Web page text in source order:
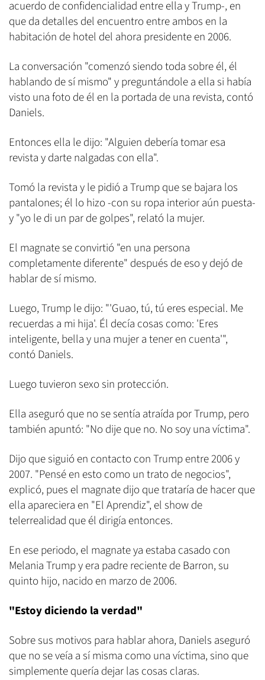
acuerdo de confidencialidad entre ella y Trump-, en
que da detalles del encuentro entre ambos en la
habitación de hotel del ahora presidente en 2006.
La conversación "comenzó siendo toda sobre él, él
hablando de sí mismo" y preguntándole a ella si había
visto una foto de él en la portada de una revista, contó
Daniels.
Entonces ella le dijo: "Alguien debería tomar esa
revista y darte nalgadas con ella".
Tomó la revista y le pidió a Trump que se bajara los
pantalones; él lo hizo -con su ropa interior aún puesta-
y "yo le di un par de golpes", relató la mujer.
El magnate se convirtió "en una persona
completamente diferente" después de eso y dejó de
hablar de sí mismo.
Luego, Trump le dijo: "'Guao, tú, tú eres especial. Me
recuerdas a mi hija'. Él decía cosas como: 'Eres
inteligente, bella y una mujer a tener en cuenta'",
contó Daniels.
Luego tuvieron sexo sin protección.
Ella aseguró que no se sentía atraída por Trump, pero
también apuntó: "No dije que no. No soy una víctima".
Dijo que siguió en contacto con Trump entre 2006 y
2007. "Pensé en esto como un trato de negocios",
explicó, pues el magnate dijo que trataría de hacer que
ella apareciera en "El Aprendiz", el show de
telerrealidad que él dirigía entonces.
En ese periodo, el magnate ya estaba casado con
Melania Trump y era padre reciente de Barron, su
quinto hijo, nacido en marzo de 2006.
"Estoy diciendo la verdad"
Sobre sus motivos para hablar ahora, Daniels aseguró
que no se veía a sí misma como una víctima, sino que
simplemente quería dejar las cosas claras.